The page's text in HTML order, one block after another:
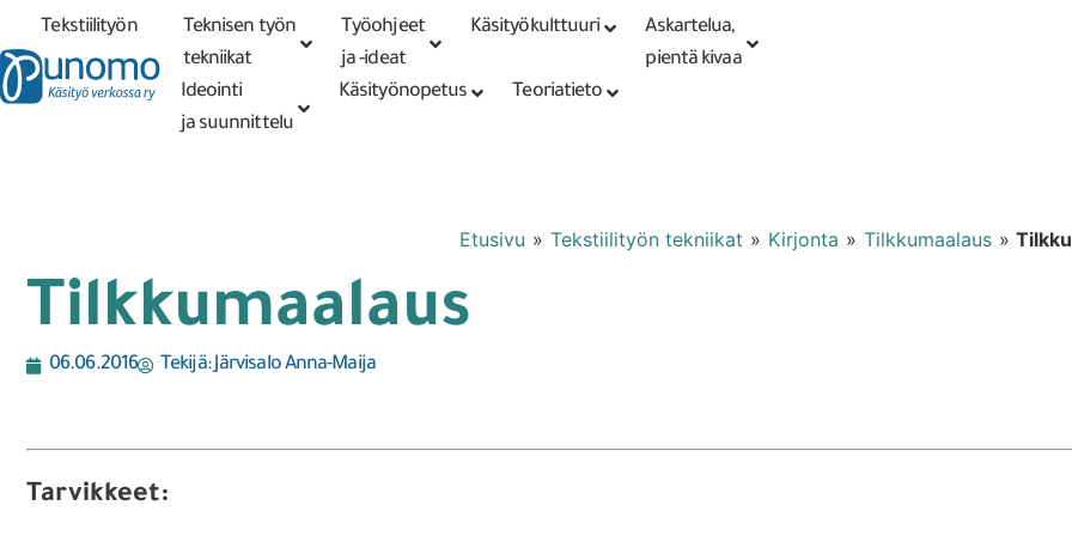
Tarkennettu PunomoputiikkiKirjaudu tai
rekisteröidy
Tekstiilityön
tekniikat
Teknisen työn
tekniikat
Työohjeet
ja -ideat
Käsityökulttuuri
Askartelua,
pientä kivaa
Ideointi
ja suunnittelu
Käsityönopetus Teoriatieto
Etusivu » Tekstiilityön tekniikat » Kirjonta » Tilkkumaalaus »
Tilkkumaalaus
06.06.2016 Tekijä:Järvisalo Anna-Maija
Tarvikkeet: